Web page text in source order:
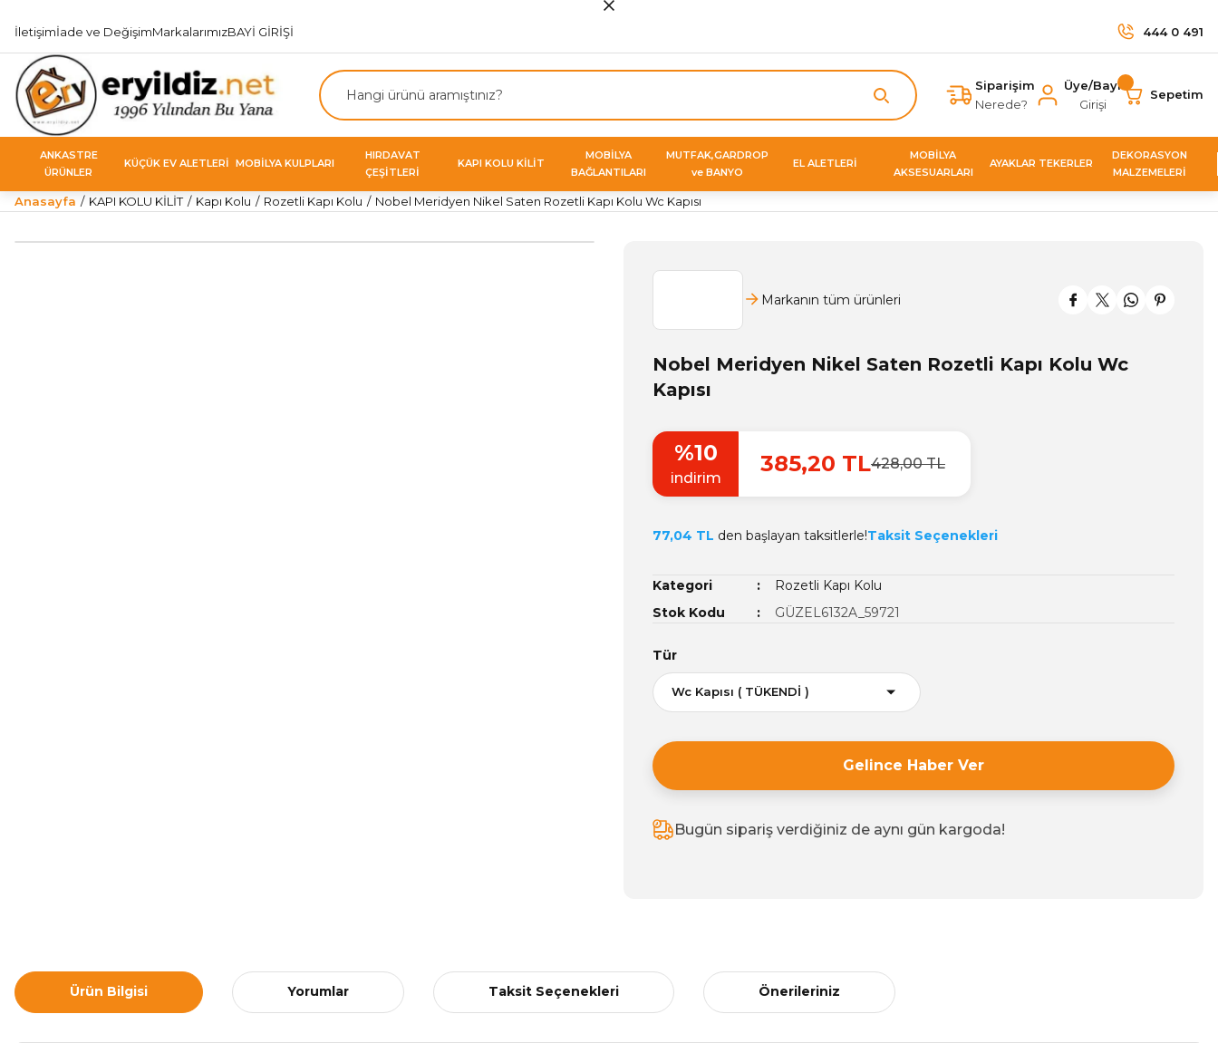
İletişimİade ve DeğişimMarkalarımızBAYİ GİRİŞİ 444 0 491
Siparişim
Nerede?
Üye/Bayi
Girişi
Sepetim
ANKASTRE
ÜRÜNLER
KÜÇÜK EV ALETLERİ MOBİLYA KULPLARI
HIRDAVAT
ÇEŞİTLERİ
KAPI KOLU KİLİT
MOBİLYA
BAĞLANTILARI
MUTFAK,GARDROP
ve BANYO
EL ALETLERİ
MOBİLYA
AKSESUARLARI
AYAKLAR TEKERLER
DEKORASYON
MALZEMELERİ
Anasayfa KAPI KOLU KİLİT Kapı Kolu Rozetli Kapı Kolu Nobel Meridyen Nikel Saten Rozetli Kapı Kolu Wc Kapısı
Markanın tüm ürünleri
Nobel Meridyen Nikel Saten Rozetli Kapı Kolu Wc
Kapısı
%10
indirim
385,20 TL428,00 TL
77,04 TL den başlayan taksitlerle!Taksit Seçenekleri
Kategori
Rozetli Kapı Kolu
Stok Kodu
GÜZEL6132A_59721
Tür
Gelince Haber Ver
Bugün sipariş verdiğiniz de aynı gün kargoda!
Ürün Bilgisi Yorumlar Taksit Seçenekleri Önerileriniz